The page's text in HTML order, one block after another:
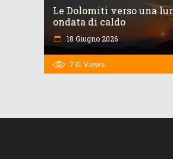
Le Dolomiti verso una
ondata di caldo
18 Giugno 2026
731 Views